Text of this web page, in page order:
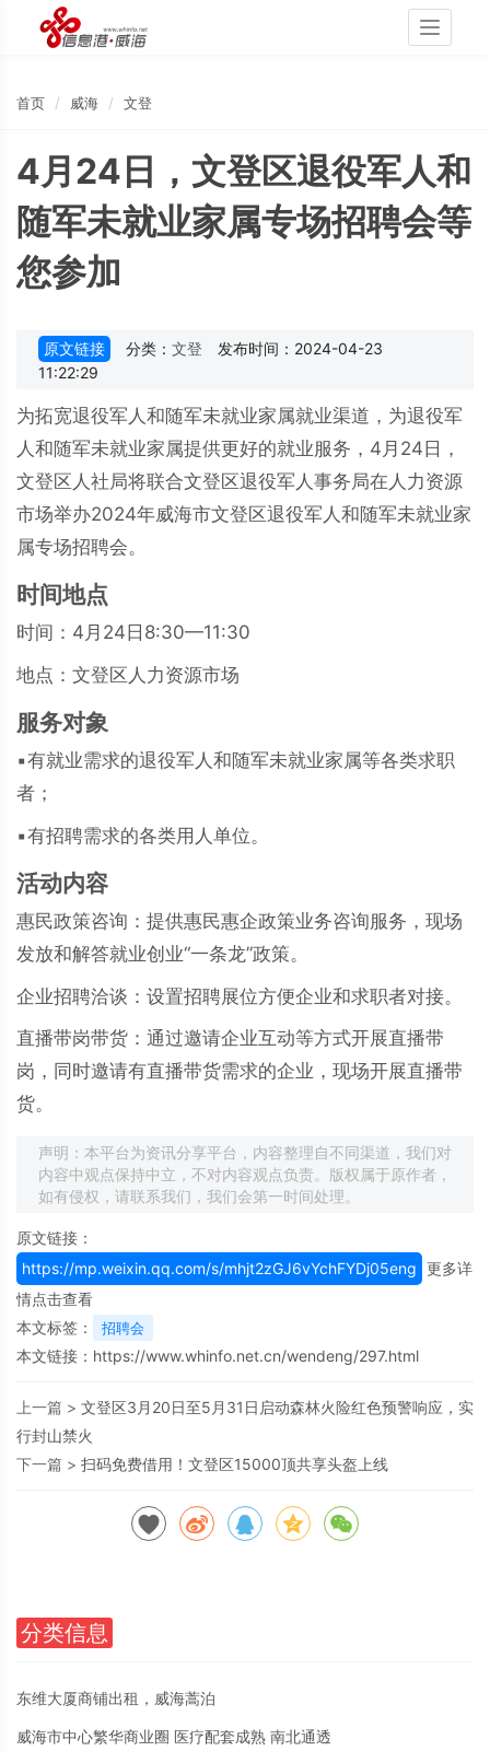
Toggle
首页 威海 文登
4月24日，文登区退役军人和
随军未就业家属专场招聘会等
您参加
原文链接 分类： 文登
发布时间：2024-04-23
11:22:29
为拓宽退役军人和随军未就业家属就业渠道，为退役军
人和随军未就业家属提供更好的就业服务，4月24日，
文登区人社局将联合文登区退役军人事务局在人力资源
市场举办2024年威海市文登区退役军人和随军未就业家
属专场招聘会。
时间地点
时间：4月24日8:30—11:30
地点：文登区人力资源市场
服务对象
▪有就业需求的退役军人和随军未就业家属等各类求职
者；
▪有招聘需求的各类用人单位。
活动内容
惠民政策咨询：提供惠民惠企政策业务咨询服务，现场
发放和解答就业创业“一条龙”政策。
企业招聘洽谈：设置招聘展位方便企业和求职者对接。
直播带岗带货：通过邀请企业互动等方式开展直播带
岗，同时邀请有直播带货需求的企业，现场开展直播带
货。
声明：本平台为资讯分享平台，内容整理自不同渠道，我们对
内容中观点保持中立，不对内容观点负责。版权属于原作者，
如有侵权，请联系我们，我们会第一时间处理。
原文链接：
https://mp.weixin.qq.com/s/mhjt2zGJ6vYchFYDj05eng 更多详
情点击查看
本文标签：
招聘会
本文链接： https://www.whinfo.net.cn/wendeng/297.html
上一篇 > 文登区3月20日至5月31日启动森林火险红色预警响应，实
行封山禁火
下一篇 > 扫码免费借用！文登区15000顶共享头盔上线
分类信息
东维大厦商铺出租，威海蒿泊
威海市中心繁华商业圈 医疗配套成熟 南北通透